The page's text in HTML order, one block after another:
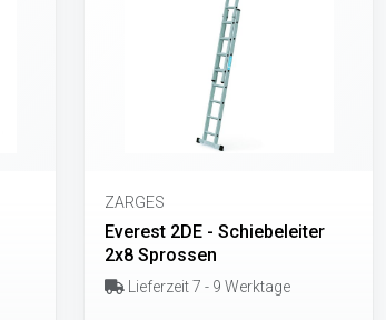
ZARGES
Everest 2DE - Schiebeleiter
2x8 Sprossen
Lieferzeit 7 - 9 Werktage